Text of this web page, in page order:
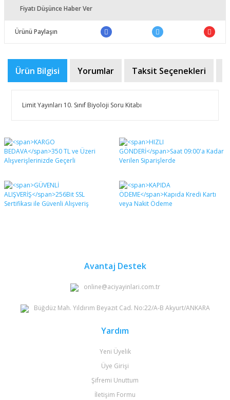
Fiyatı Düşünce Haber Ver
Ürünü Paylaşın
Ürün Bilgisi Yorumlar Taksit Seçenekleri
Limit Yayınları 10. Sınıf Biyoloji Soru Kitabı
Bu ürüne ilk yorumu siz yapın!
Yorum Yaz
Bu ürünün fiyat bilgisi, resim, ürün açıklamalarında ve
diğer konularda yetersiz gördüğünüz noktaları öneri
formunu kullanarak tarafımıza iletebilirsiniz.
Görüş ve önerileriniz için teşekkür ederiz.
Ürün resmi kalitesiz, bozuk veya görüntülenemiyor.
Ürün açıklamasında eksik bilgiler bulunuyor.
Avantaj Destek
online@aciyayinlari.com.tr
Büğdüz Mah. Yıldırım Beyazıt Cad. No:22/A-B Akyurt/ANKARA
Yardım
Yeni Üyelik
Üye Girişi
Şifremi Unuttum
İletişim Formu